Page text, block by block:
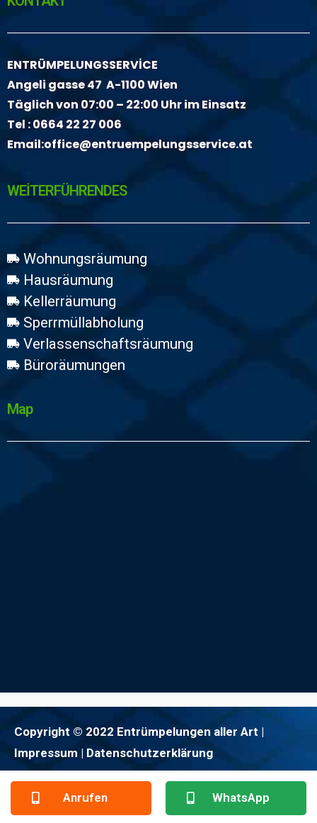
ENTRÜMPELUNGSSERVİCE
Angeli gasse 47 A-1100 Wien
Täglich von 07:00 – 22:00 Uhr im Einsatz
Tel :0664 22 27 006
Email:office@entruempelungsservice.at
WEİTERFÜHRENDES
Wohnungsräumung
Hausräumung
Kellerräumung
Sperrmüllabholung
Verlassenschaftsräumung
Büroräumungen
Map
Copyright © 2022 Entrümpelungen aller Art |
Impressum | Datenschutzerklärung
Anrufen WhatsApp